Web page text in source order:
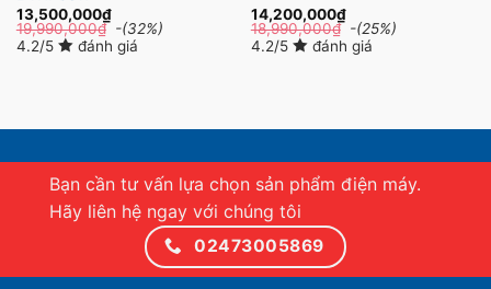
13,500,000₫
19,990,000₫ -(32%)
4.2/5
đánh giá
14,200,000₫
18,990,000₫ -(25%)
4.2/5
đánh giá
Bạn cần tư vấn lựa chọn sản phẩm điện máy.
Hãy liên hệ ngay với chúng tôi
02473005869